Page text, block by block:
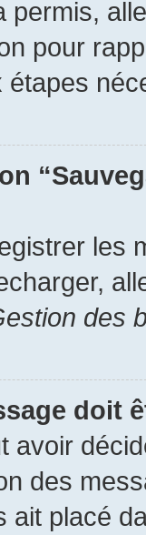
permis,
pour
des
doit
avoir
des
ait placé